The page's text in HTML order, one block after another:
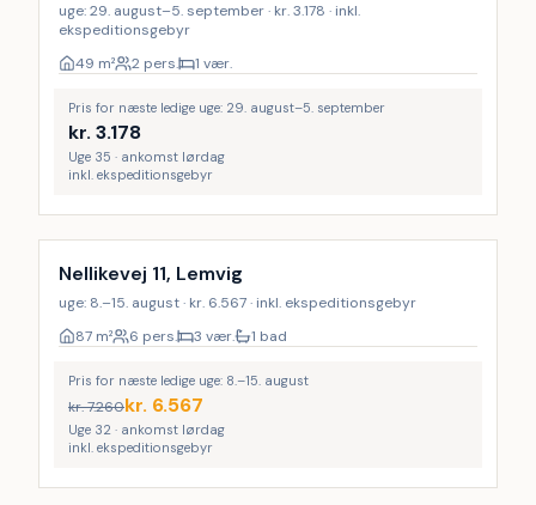
uge: 29. august–5. september · kr. 3.178 · inkl.
ekspeditionsgebyr
49 m² 2 pers. 1 vær.
Pris for næste ledige uge: 29. august–5. september
kr. 3.178
Uge 35 · ankomst lørdag
inkl. ekspeditionsgebyr
Nellikevej 11, Lemvig
uge: 8.–15. august · kr. 6.567 · inkl. ekspeditionsgebyr
87 m² 6 pers. 3 vær. 1 bad
Pris for næste ledige uge: 8.–15. august
kr.7.260kr. 6.567
Uge 32 · ankomst lørdag
inkl. ekspeditionsgebyr